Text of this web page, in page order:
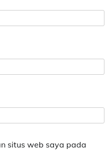
situs web saya pada